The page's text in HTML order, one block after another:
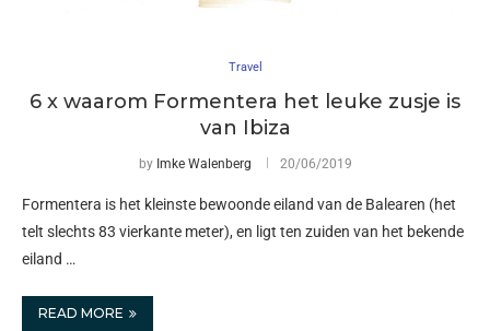
Travel
6 x waarom Formentera het leuke zusje is
van Ibiza
by Imke Walenberg 20/06/2019
Formentera is het kleinste bewoonde eiland van de Balearen (het
telt slechts 83 vierkante meter), en ligt ten zuiden van het bekende
eiland …
READ MORE